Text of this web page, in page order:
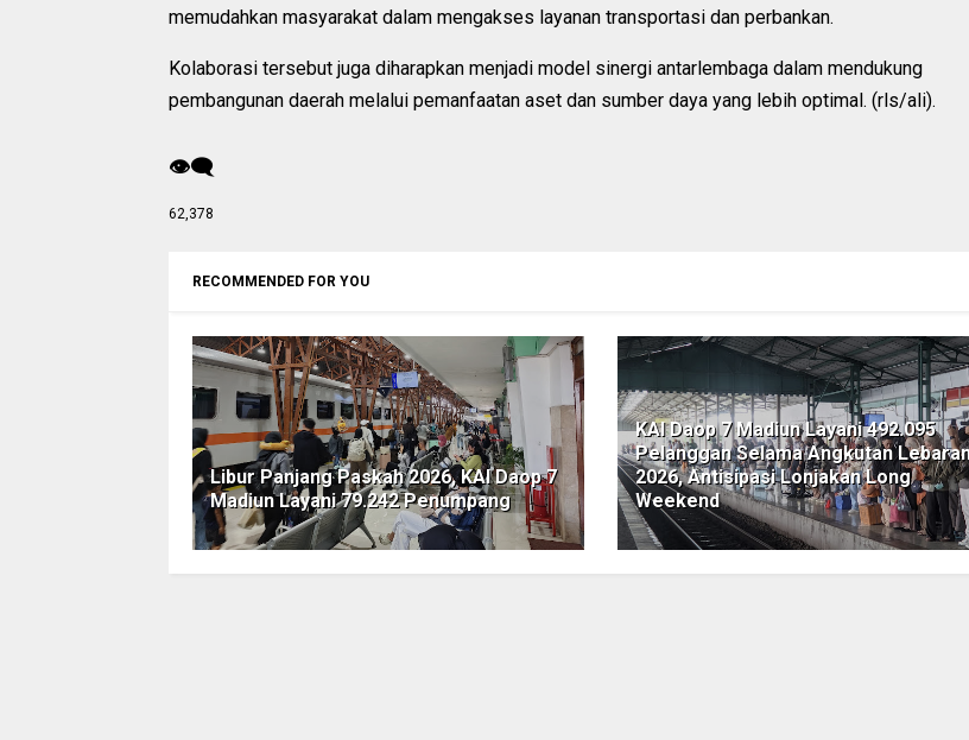
memudahkan masyarakat dalam mengakses layanan transportasi dan perbankan.
Kolaborasi tersebut juga diharapkan menjadi model sinergi antarlembaga dalam mendukung
pembangunan daerah melalui pemanfaatan aset dan sumber daya yang lebih optimal. (rls/ali).
👁️‍🗨️
62,378
RECOMMENDED FOR YOU
Libur Panjang Paskah 2026, KAI Daop 7
Madiun Layani 79.242 Penumpang
KAI Daop 7 Madiun Layani 492.095
Pelanggan Selama Angkutan
2026, Antisipasi Lonjakan Long
Weekend